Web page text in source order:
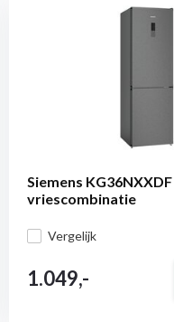
Siemens
vriescombinatie
Vergelijk
1.049,-